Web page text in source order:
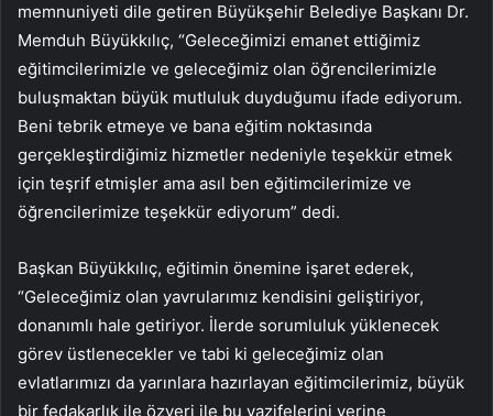
memnuniyeti dile getiren Büyükşehir Belediye Başkanı Dr.
Memduh Büyükkılıç, “Geleceğimizi emanet ettiğimiz
eğitimcilerimizle ve geleceğimiz olan öğrencilerimizle
buluşmaktan büyük mutluluk duyduğumu ifade ediyorum.
Beni tebrik etmeye ve bana eğitim noktasında
gerçekleştirdiğimiz hizmetler nedeniyle teşekkür etmek
için teşrif etmişler ama asıl ben eğitimcilerimize ve
öğrencilerimize teşekkür ediyorum” dedi.
Başkan Büyükkılıç, eğitimin önemine işaret ederek,
“Geleceğimiz olan yavrularımız kendisini geliştiriyor,
donanımlı hale getiriyor. İlerde sorumluluk yüklenecek
görev üstlenecekler ve tabi ki geleceğimiz olan
evlatlarımızı da yarınlara hazırlayan eğitimcilerimiz, büyük
bir fedakarlık ile özveri ile bu vazifelerini yerine